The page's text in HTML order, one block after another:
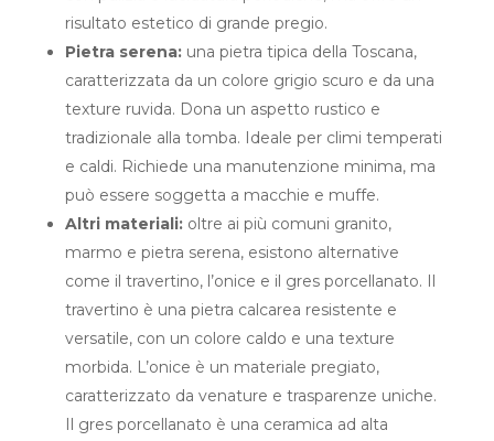
risultato estetico di grande pregio.
Pietra serena:una pietra tipica della Toscana,
caratterizzata da un colore grigio scuro e da una
texture ruvida. Dona un aspetto rustico e
tradizionale alla tomba. Ideale per climi temperati
e caldi. Richiede una manutenzione minima, ma
può essere soggetta a macchie e muffe.
Altri materiali:oltre ai più comuni granito,
marmo e pietra serena, esistono alternative
come il travertino, l’onice e il gres porcellanato. Il
travertino è una pietra calcarea resistente e
versatile, con un colore caldo e una texture
morbida. L’onice è un materiale pregiato,
caratterizzato da venature e trasparenze uniche.
Il gres porcellanato è una ceramica ad alta